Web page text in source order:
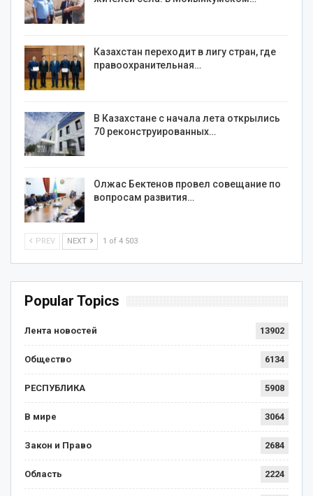
Казахстан переходит в лигу стран, где
правоохранительная…
В Казахстане с начала лета открылись
70 реконструированных…
Олжас Бектенов провел совещание по
вопросам развития…
PREV NEXT 1 of 4 503
Popular Topics
Лента новостей 13902
Общество 6134
РЕСПУБЛИКА 5908
В мире 3064
Закон и Право 2684
Область 2224